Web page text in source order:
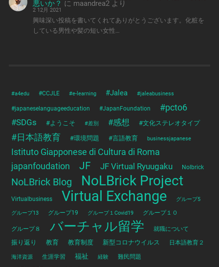
悪いか？ に maandrea2 より
2 12月 2021
興味深い投稿を書いてくれてありがとうございます。化粧を
している男性や髪の短い女性…
#a4edu #CCJLE #e-learning #Jalea #jaleabusiness
#japaneselanguageeducation #JapanFoundation #pcto6
#SDGs #ようこそ #差別 #感想 #文化ステレオタイプ
#日本語教育 #環境問題 #言語教育 businessjapanese
Istituto Giapponese di Cultura di Roma
japanfoudation JF JF Virtual Ryuugaku Nolbrick
NoLBrick Blog NoLBrick Project
Virtualbusiness Virtual Exchange
グループ5
グループ13
グループ19 グループ１Covid19 グループ１０
グループ８ バーチャル留学 就職について
振り返り 教育 教育制度 新型コロナウイルス 日本語教育２
海洋資源 生涯学習 福祉 経験 難民問題